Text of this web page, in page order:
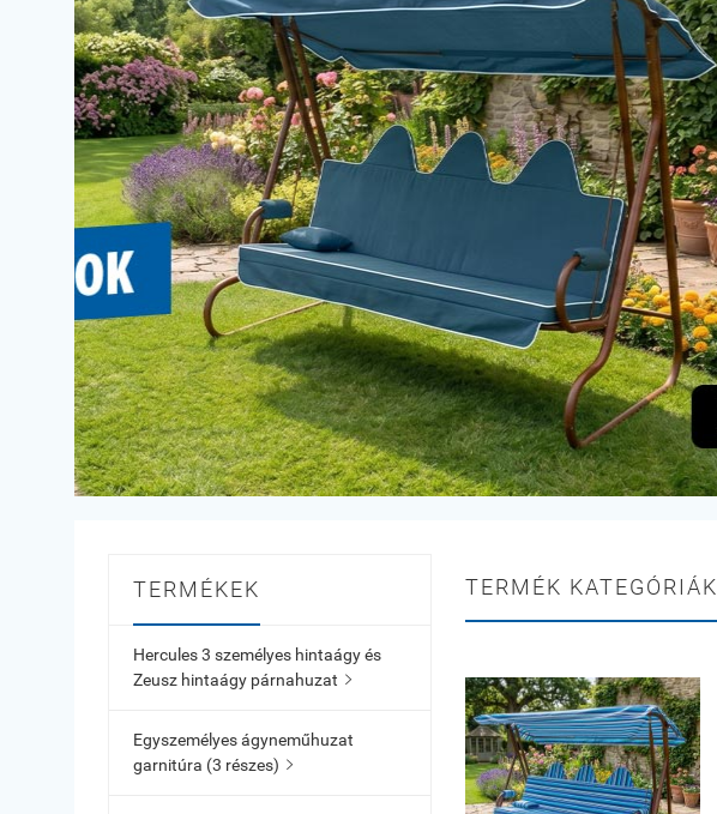
TERMÉKEK
Hercules 3 személyes hintaágy és
Zeusz hintaágy párnahuzat 
Egyszemélyes ágyneműhuzat
garnitúra (3 részes) 
TERMÉK KATEGÓRIÁK